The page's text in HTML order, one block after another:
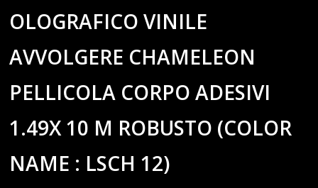
OLOGRAFICO VINILE
AVVOLGERE CHAMELEON
PELLICOLA CORPO ADESIVI
1.49X 10 M ROBUSTO (COLOR
NAME : LSCH 12)